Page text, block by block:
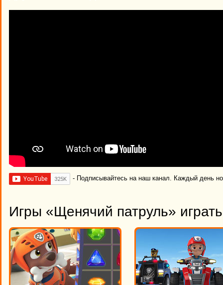
- Подписывайтесь на наш канал. Каждый день
Игры «Щенячий патруль»